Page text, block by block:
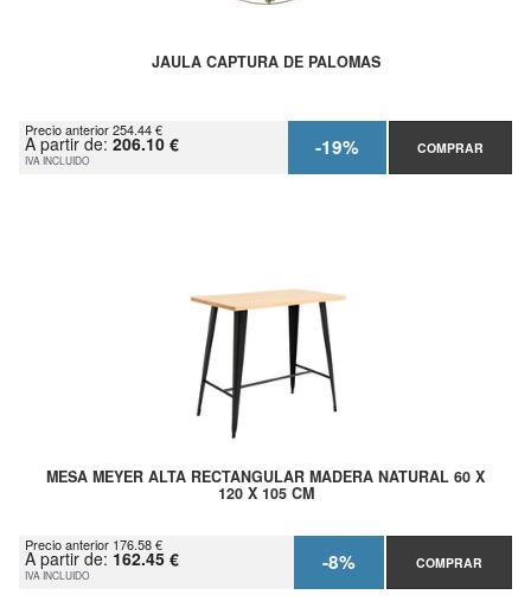
JAULA CAPTURA DE PALOMAS
Precio anterior 254.44 €
A partir de: 206.10 €
IVA INCLUIDO -19% COMPRAR
MESA MEYER ALTA RECTANGULAR MADERA NATURAL 60 X
120 X 105 CM
Precio anterior 176.58 €
A partir de: 162.45 €
IVA INCLUIDO -8% COMPRAR